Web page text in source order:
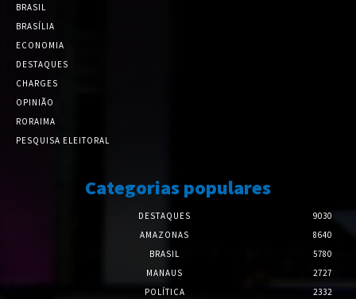
BRASIL
BRASÍLIA
ECONOMIA
DESTAQUES
CHARGES
OPINIÃO
RORAIMA
PESQUISA ELEITORAL
Categorias populares
DESTAQUES
9030
AMAZONAS
8640
BRASIL
5780
MANAUS
2727
POLÍTICA
2332